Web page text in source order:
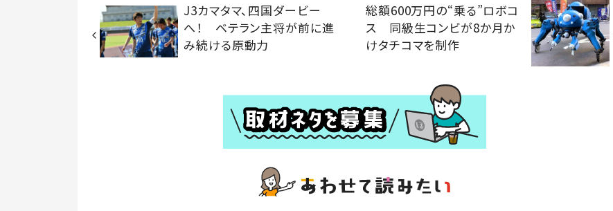
J3カマタマ、四国ダービー
へ！ ベテラン主将が前に進
み続ける原動力
総額600万円の“乗る”ロボコ
ス 同級生コンビが8か月か
けタチコマを制作